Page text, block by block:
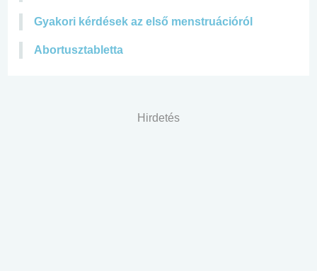
Gyakori kérdések az első menstruációról
Abortusztabletta
Hirdetés